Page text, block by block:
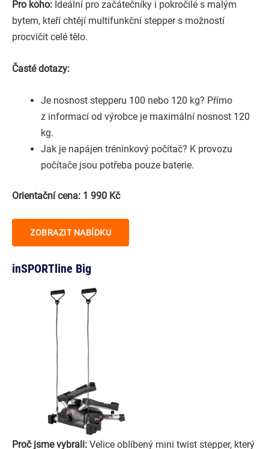
Pro koho: Ideální pro začátečníky i pokročilé s malým
bytem, kteří chtějí multifunkční stepper s možností
procvičit celé tělo.
Časté dotazy:
Je nosnost stepperu 100 nebo 120 kg? Přímo
z informací od výrobce je maximální nosnost 120
kg.
Jak je napájen tréninkový počítač? K provozu
počítače jsou potřeba pouze baterie.
Orientační cena: 1 990 Kč
ZOBRAZIT NABÍDKU
inSPORTline Big
Proč jsme vybrali: Velice oblíbený mini twist stepper, který